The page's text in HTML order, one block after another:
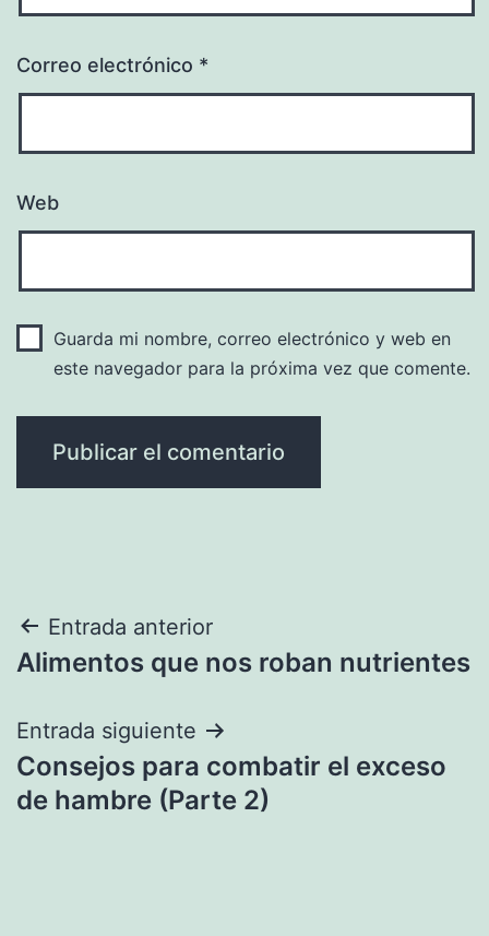
Correo electrónico *
Web
Guarda mi nombre, correo electrónico y web en
este navegador para la próxima vez que comente.
Navegación
de
entradas
Entrada anterior
Alimentos que nos roban nutrientes
Entrada siguiente
Consejos para combatir el exceso
de hambre (Parte 2)